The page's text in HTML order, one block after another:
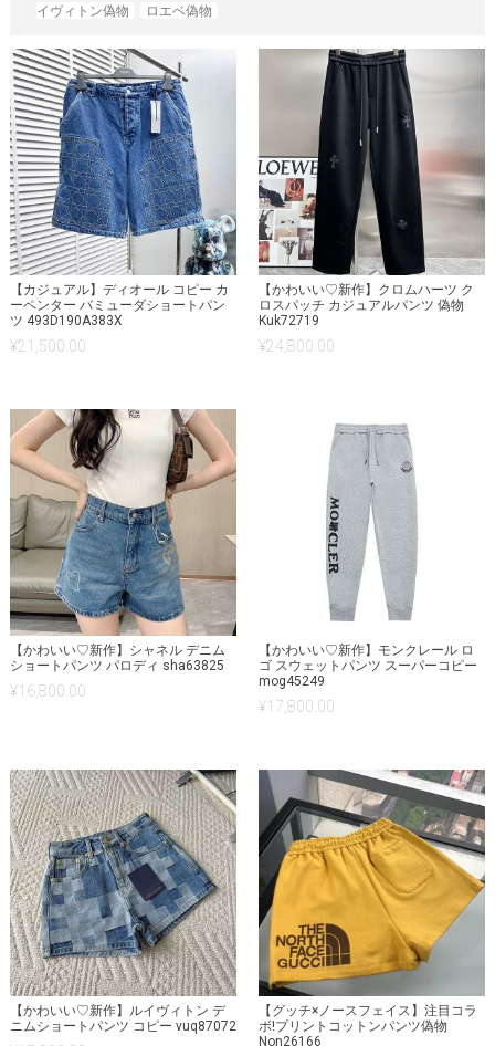
イヴィトン偽物
ロエベ偽物
【カジュアル】ディオール コピー カ
ーペンター バミューダショートパン
ツ 493D190A383X
¥21,500.00
【かわいい♡新作】クロムハーツ ク
ロスパッチ カジュアルパンツ 偽物
Kuk72719
¥24,800.00
【かわいい♡新作】シャネル デニム
ショートパンツ パロディ sha63825
¥16,800.00
【かわいい♡新作】モンクレール ロ
ゴ スウェットパンツ スーパーコピー
mog45249
¥17,800.00
【かわいい♡新作】ルイヴィトン デ
ニムショートパンツ コピー vuq87072
【グッチ×ノースフェイス】注目コラ
ボ!プリントコットンパンツ偽物
Non26166